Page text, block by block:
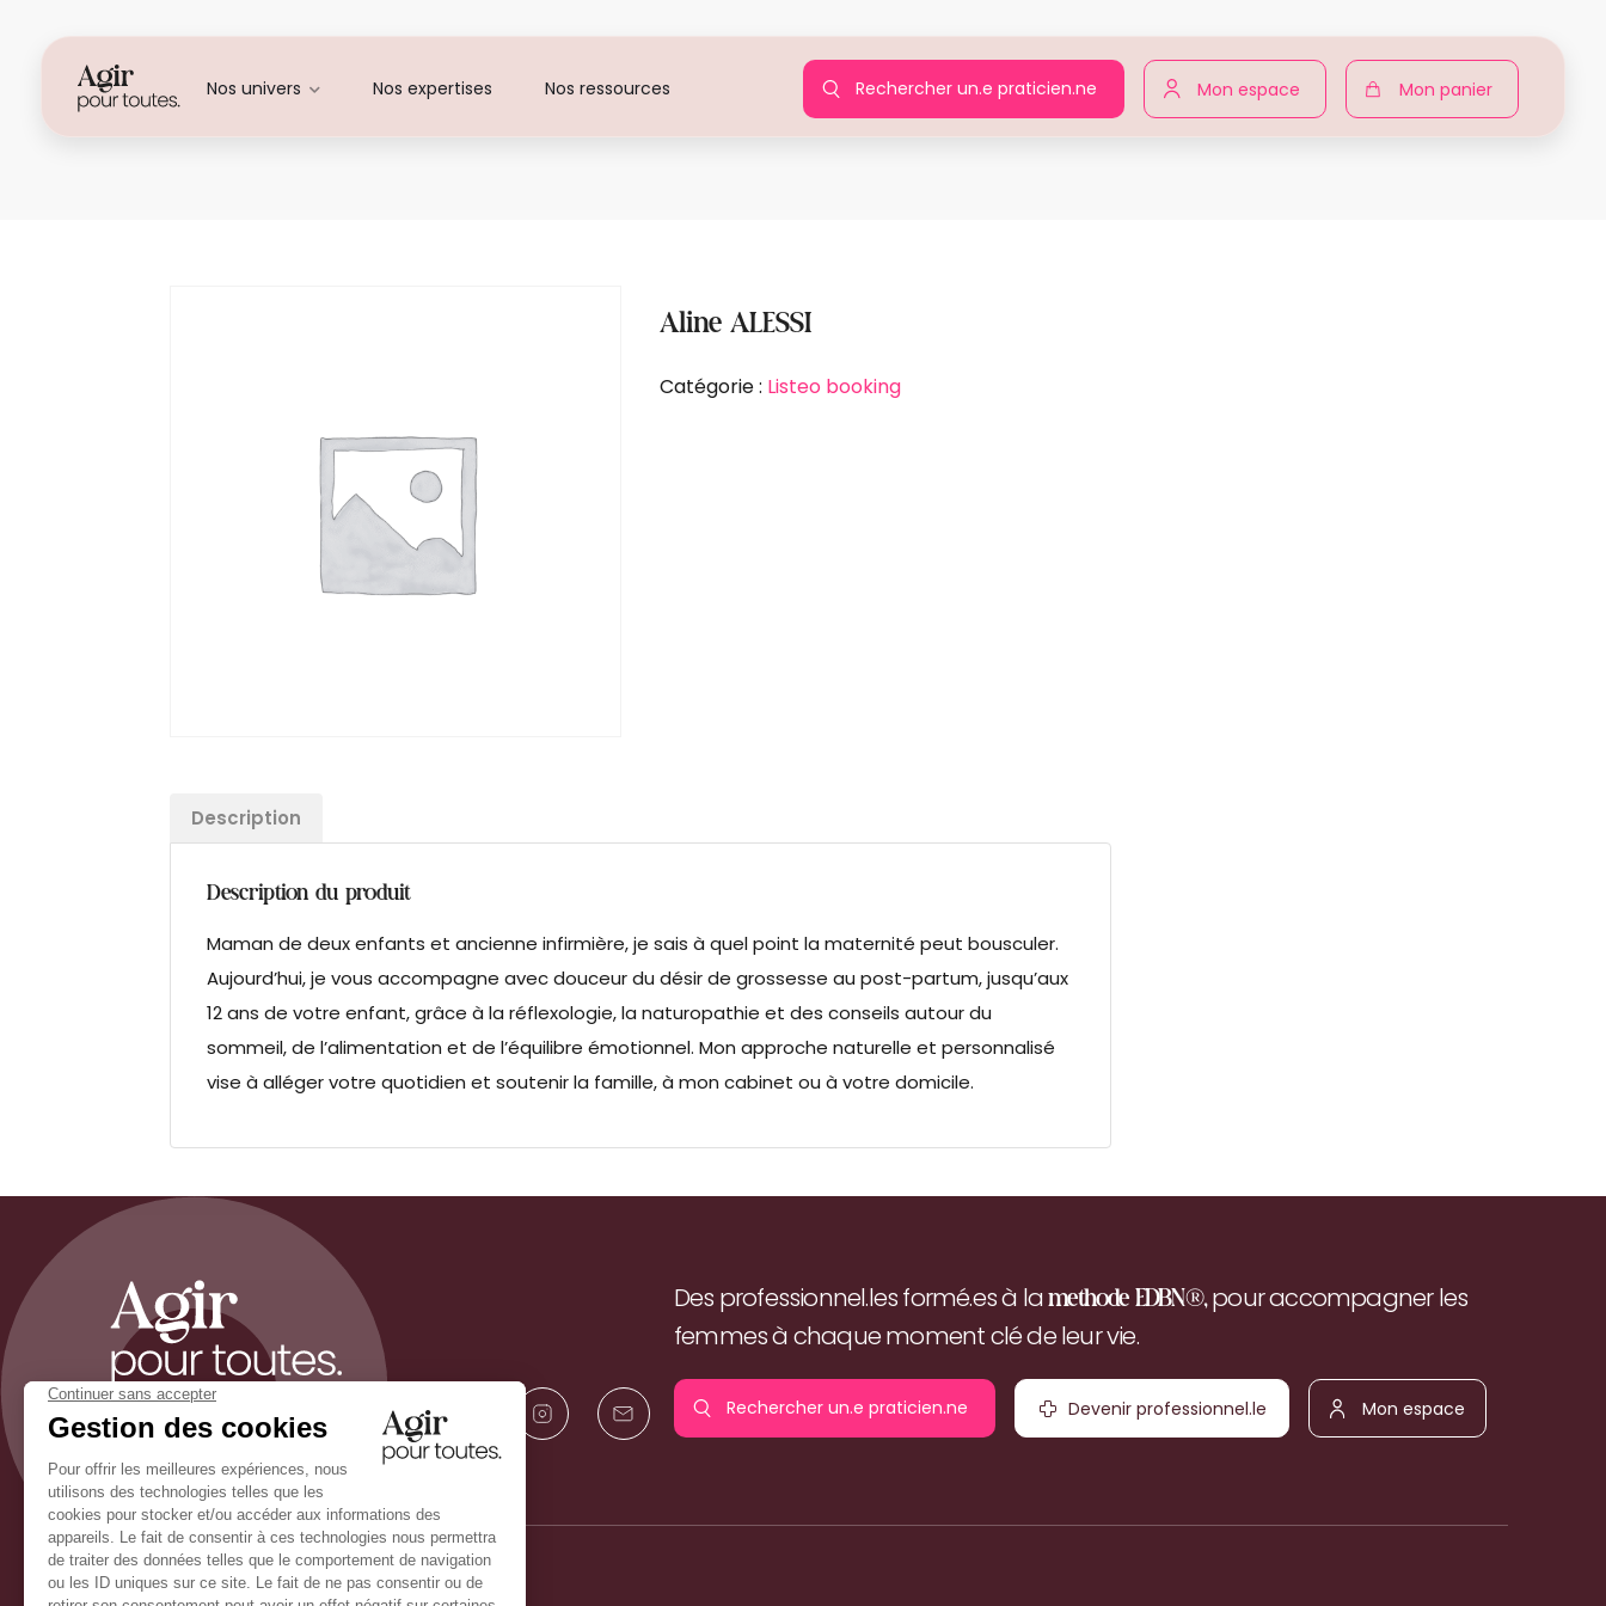
Nos univers Nos expertises Nos ressources Rechercher un.e praticien.ne Mon espace Mon panier
Aline ALESSI Agir pour toutes Produits Aline ALESSI
Aline ALESSI
Catégorie : Listeo booking
Description
Description du produit
Maman de deux enfants et ancienne infirmière, je sais à quel point la maternité peut bousculer.
Aujourd’hui, je vous accompagne avec douceur du désir de grossesse au post-partum, jusqu’aux
12 ans de votre enfant, grâce à la réflexologie, la naturopathie et des conseils autour du
sommeil, de l’alimentation et de l’équilibre émotionnel. Mon approche naturelle et personnalisé
vise à alléger votre quotidien et soutenir la famille, à mon cabinet ou à votre domicile.
Des professionnel.les formé.es à lamethode EDBN®,pour accompagner les
femmes à chaque moment clé de leur vie.
Rechercher un.e
praticien.ne
Devenir
professionnel.le
Mon
espace